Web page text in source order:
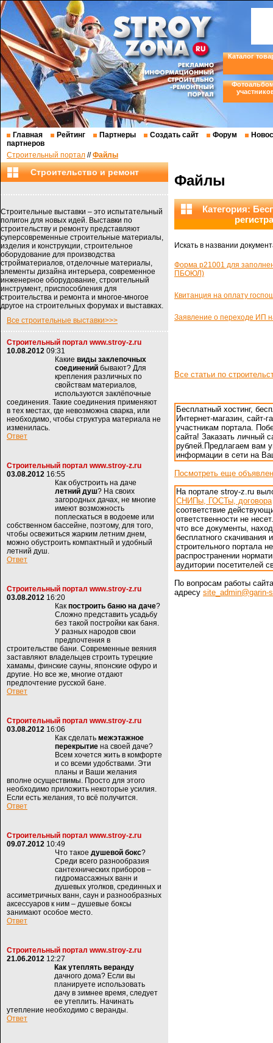
Каталог
Главная Рейтинг Партнеры Создать сайт Форум
партнеров
Строительный портал //Файлы
Строительство и ремонт
Строительные выставки – это испытательный
полигон для новых идей. Выставки по
строительству и ремонту представляют
суперсовременные строительные материалы,
изделия и конструкции, строительное
оборудование для производства
стройматериалов, отделочные материалы,
элементы дизайна интерьера, современное
инженерное оборудование, строительный
инструмент, приспособления для
строительства и ремонта и многое-многое
другое на строительных форумах и выставках.
Все строительные выставки>>>
Строительный портал www.stroy-z.ru
10.08.2012 09:31
Какие виды заклепочных
соединений бывают? Для
крепления различных по
свойствам материалов,
используются заклёпочные
соединения. Такие соединения применяют
в тех местах, где невозможна сварка, или
необходимо, чтобы структура материала не
изменилась.
Ответ
Строительный портал www.stroy-z.ru
03.08.2012 16:55
Как обустроить на даче
летний душ? На своих
загородных дачах, не многие
имеют возможность
поплескаться в водоеме или
собственном бассейне, поэтому, для того,
чтобы освежиться жарким летним днем,
можно обустроить компактный и удобный
летний душ.
Ответ
Строительный портал www.stroy-z.ru
03.08.2012 16:20
Как построить баню на даче?
Сложно представить усадьбу
без такой постройки как баня.
У разных народов свои
предпочтения в
строительстве бани. Современные веяния
заставляют владельцев строить турецкие
хамамы, финские сауны, японские офуро и
другие. Но все же, многие отдают
предпочтение русской бане.
Ответ
Строительный портал www.stroy-z.ru
03.08.2012 16:06
Как сделать межэтажное
перекрытие на своей даче?
Всем хочется жить в комфорте
и со всеми удобствами. Эти
планы и Ваши желания
вполне осуществимы. Просто для этого
необходимо приложить некоторые усилия.
Если есть желания, то всё получится.
Ответ
Строительный портал www.stroy-z.ru
09.07.2012 10:49
Что такое душевой бокс?
Среди всего разнообразия
сантехнических приборов –
гидромассажных ванн и
душевых уголков, срединных и
ассиметричных ванн, саун и разнообразных
аксессуаров к ним – душевые боксы
занимают особое место.
Ответ
Строительный портал www.stroy-z.ru
21.06.2012 12:27
Как утеплять веранду
дачного дома? Если вы
планируете использовать
дачу в зимнее время, следует
ее утеплить. Начинать
утепление необходимо с веранды.
Ответ
Файлы
Категория:
Искать в названии
Форма р21001 для
ПБОЮЛ)
Квитанция на оплату
Заявление о переходе ИП
Все статьи по
Бесплатный хостинг,
Интернет-магазин, сайт-
участникам портала.
сайта! Заказать личный
рублей.Предлагаем вам
информации в сети на
Посмотреть еще
На портале stroy-z.ru
СНИПы, ГОСТы, договора
соответствие
ответственности не
что все документы,
бесплатного скачивания
строительного портала
распространении
аудитории посетителей
По вопросам работы
адресу site_admin@garin-